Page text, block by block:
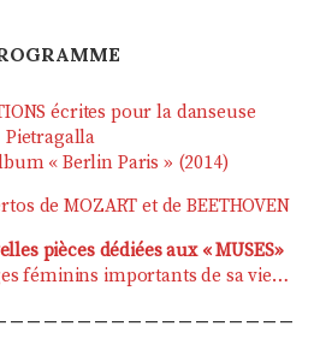
écrites pour la danseuse
Pietragalla
« Berlin Paris » (2014)
de MOZART et de BEETHOVEN
pièces dédiées aux « MUSES»
féminins importants de sa vie…